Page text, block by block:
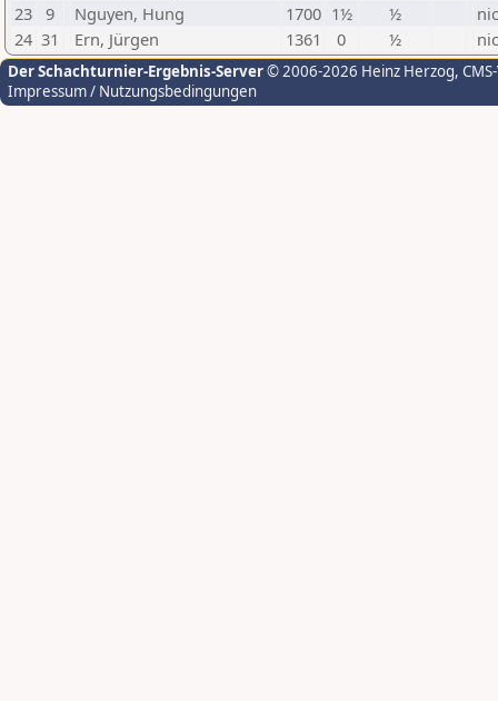
23
9 Nguyen, Hung 1700 1½ ½
24 31 Ern, Jürgen 1361 0 ½
Der Schachturnier-Ergebnis-Server© 2006-2026 Heinz Herzog,
Impressum / Nutzungsbedingungen